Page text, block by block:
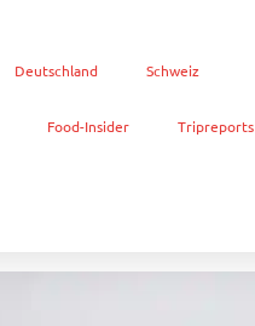
Deutschland Schweiz
Food-Insider Tripreports